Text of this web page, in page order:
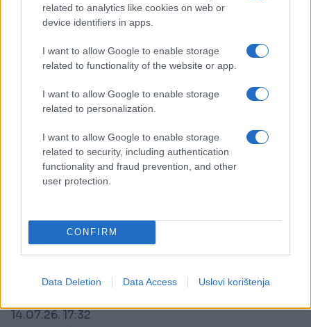
related to analytics like cookies on web or
device identifiers in apps.
I want to allow Google to enable storage
related to functionality of the website or app.
I want to allow Google to enable storage
related to personalization.
I want to allow Google to enable storage
related to security, including authentication
functionality and fraud prevention, and other
user protection.
CONFIRM
Data Deletion Data Access Uslovi korištenja
Yamal žestoko provocira Francuze uoči polufinala
SP-a. Pogledajte šta je objavio
Saznaj više
DRUGA STRANA SPORTA
14.07.26. 17:32